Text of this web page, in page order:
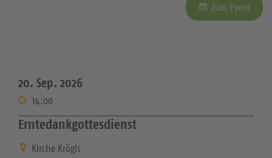
Zum Event
20. Sep. 2026
14:00
Erntedankgottesdienst
Kirche Krögis